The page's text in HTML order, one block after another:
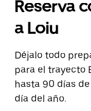
calendario
seleccionar
fecha.
Pulsa
el
botón
de
escape
Reserva
a Loiu
Déjalo todo
para el trayecto
hasta 90 días
día del año.